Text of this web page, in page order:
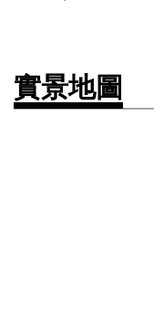
實景地圖